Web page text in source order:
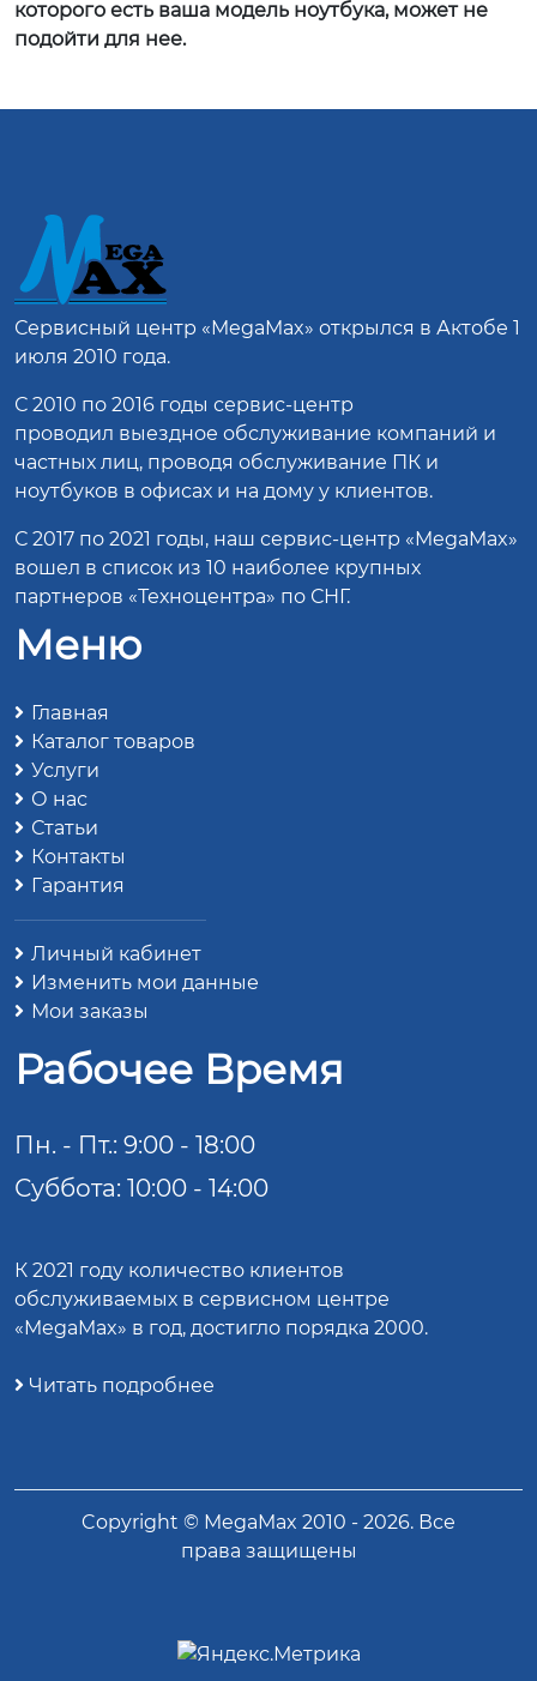
которого есть ваша модель ноутбука, может не
подойти для нее.
Сервисный центр «MegaMax» открылся в Актобе 1
июля 2010 года.
С 2010 по 2016 годы сервис-центр
проводил выездное обслуживание компаний и
частных лиц, проводя обслуживание ПК и
ноутбуков в офисах и на дому у клиентов.
С 2017 по 2021 годы, наш сервис-центр «MegaMax»
вошел в список из 10 наиболее крупных
партнеров «Техноцентра» по СНГ.
Меню
Главная
Каталог товаров
Услуги
О нас
Статьи
Контакты
Гарантия
Личный кабинет
Изменить мои данные
Мои заказы
Рабочее Время
Пн. - Пт.: 9:00 - 18:00
Суббота: 10:00 - 14:00
К 2021 году количество клиентов
обслуживаемых в сервисном центре
«MegaMax» в год, достигло порядка 2000.
Читать подробнее
Copyright © MegaMax 2010 - 2026. Все
права защищены